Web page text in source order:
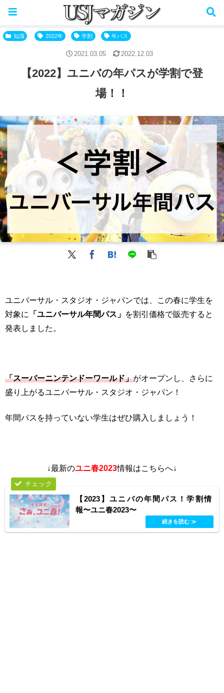
パークで使用できる決済はこちら→
知識 2022年 学割 年パス
【2022】ユニバの年パスが学割で登
場！！
2021.03.05 2022.12.03
ユニバーサル・スタジオ・ジャパンでは、この春に学生を
対象に
「ユニバーサル年間パス」 を割引価格で販売すると
発表しました。
「スーパーニンテンドーワールド」がオープンし、さらに
盛り上がるユニバーサル・スタジオ・ジャパン！
年間パスを持っていない学生はぜひ購入しましょう！
↓最新のユニ春2023情報はこちらへ↓
【2023】ユニバの年間パス！学割情
報〜ユニ春2023〜